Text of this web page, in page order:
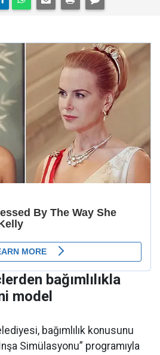
bağımlılıkla
model
bağımlılık konusunu
Simülasyonu” programıyla